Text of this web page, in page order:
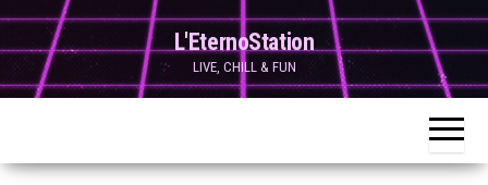
Skip
to
content
L'EternoStation
LIVE, CHILL & FUN